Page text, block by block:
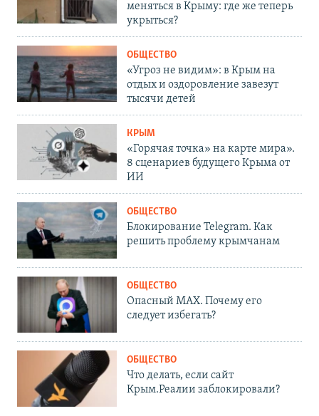
меняться в Крыму: где же теперь
укрыться?
ОБЩЕСТВО
«Угроз не видим»: в Крым на
отдых и оздоровление завезут
тысячи детей
КРЫМ
«Горячая точка» на карте мира».
8 сценариев будущего Крыма от
ИИ
ОБЩЕСТВО
Блокирование Telegram. Как
решить проблему крымчанам
ОБЩЕСТВО
Опасный MAX. Почему его
следует избегать?
ОБЩЕСТВО
Что делать, если сайт
Крым.Реалии заблокировали?